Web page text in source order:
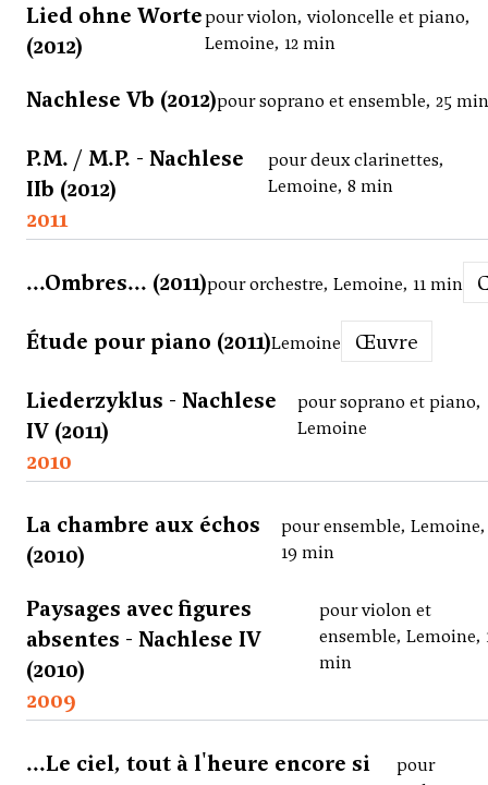
Lied ohne Worte
(2012)
pour violon, violoncelle et piano,
Lemoine, 12 min
Nachlese Vb (2012)pour soprano et ensemble, 25 min
P.M. / M.P. - Nachlese
IIb (2012)
pour deux clarinettes,
Lemoine, 8 min
2011
...Ombres... (2011)pour orchestre, Lemoine, 11 min
Étude pour piano (2011)Lemoine Œuvre
Liederzyklus - Nachlese
IV (2011)
pour soprano et piano,
Lemoine
2010
La chambre aux échos
(2010)
pour ensemble, Lemoine,
19 min
Paysages avec figures
absentes - Nachlese IV
(2010)
pour violon et
ensemble, Lemoine,
min
2009
...Le ciel, tout à l'heure encore si
pour